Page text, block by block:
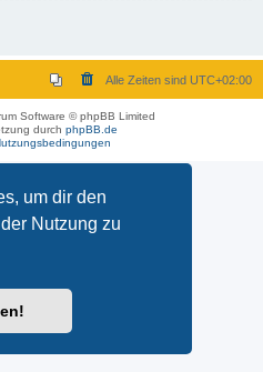
um dir den
Nutzung zu
Alle Zeiten sind UTC+02:00
Software © phpBB Limited
durch phpBB.de